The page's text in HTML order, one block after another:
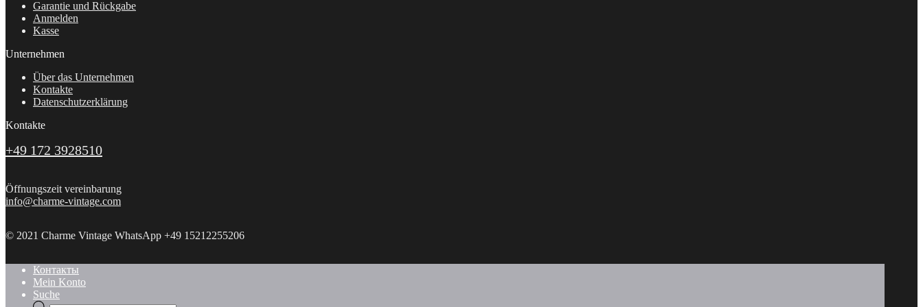
Garantie und Rückgabe
Anmelden
Kasse
Unternehmen
Über das Unternehmen
Kontakte
Datenschutzerklärung
Kontakte
+49 172 3928510
Öffnungszeit vereinbarung
info@charme-vintage.com
© 2021 Charme Vintage WhatsApp +49 15212255206
Контакты
Mein Konto
Suche